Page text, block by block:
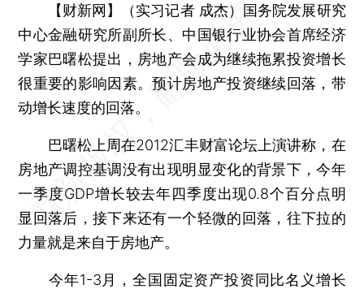
【财新网】（实习记者 成杰） 国务院发展研究
中心金融研究所副所长、中国银行业协会首席经济
学家巴曙松提出，房地产会成为继续拖累投资增长
很重要的影响因素。预计房地产投资继续回落，带
动增长速度的回落。
巴曙松上周在2012汇丰财富论坛上演讲称，在
房地产调控基调没有出现明显变化的背景下，今年
一季度GDP增长较去年四季度出现0.8个百分点明
显回落后，接下来还有一个轻微的回落，往下拉的
力量就是来自于房地产。
今年1-3月，全国固定资产投资同比名义增长